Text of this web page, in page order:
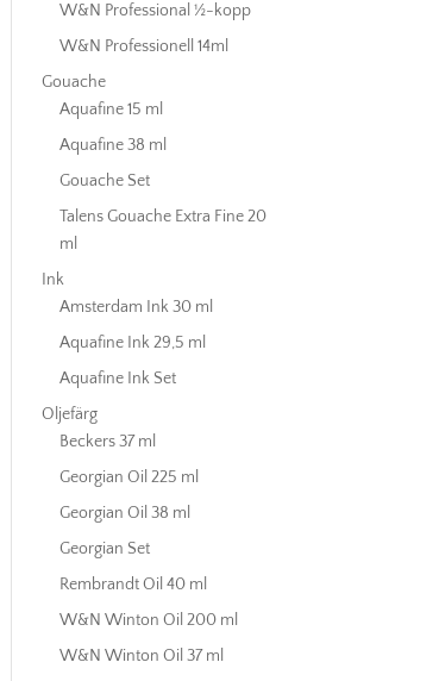
W&N Professional ½-kopp
W&N Professionell 14ml
Gouache
Aquafine 15 ml
Aquafine 38 ml
Gouache Set
Talens Gouache Extra Fine 20
ml
Ink
Amsterdam Ink 30 ml
Aquafine Ink 29,5 ml
Aquafine Ink Set
Oljefärg
Beckers 37 ml
Georgian Oil 225 ml
Georgian Oil 38 ml
Georgian Set
Rembrandt Oil 40 ml
W&N Winton Oil 200 ml
W&N Winton Oil 37 ml